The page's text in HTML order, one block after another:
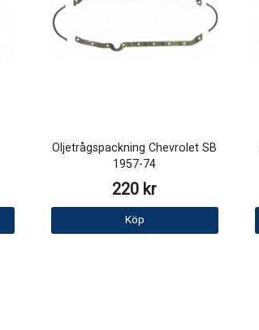
Oljetrågspackning Chevrolet SB
1957-74
220 kr
Köp